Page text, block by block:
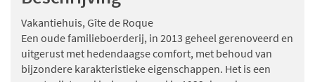
Vakantiehuis, Gîte de Roque
Een oude familieboerderij, in 2013 geheel gerenoveerd en
uitgerust met hedendaagse comfort, met behoud van
bijzondere karakteristieke eigenschappen. Het is een